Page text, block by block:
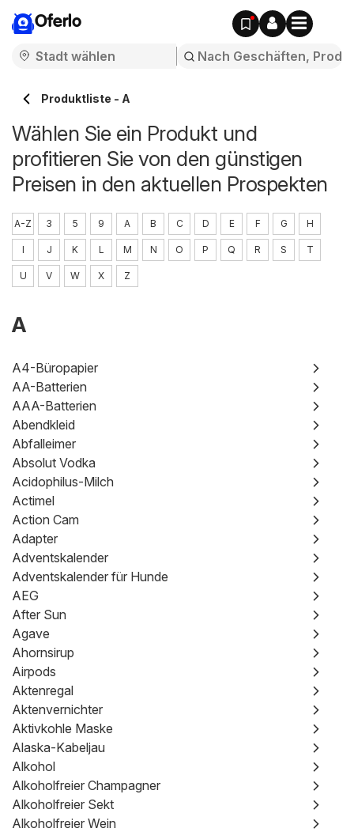
Oferlo
Produktliste - A
Wählen Sie ein Produkt und
profitieren Sie von den günstigen
Preisen in den aktuellen Prospekten
A-Z 3 5 9 A B C D E F G H
I J K L M N O P Q R S T
U V W X Z
A
A4-Büropapier
AA-Batterien
AAA-Batterien
Abendkleid
Abfalleimer
Absolut Vodka
Acidophilus-Milch
Actimel
Action Cam
Adapter
Adventskalender
Adventskalender für Hunde
AEG
After Sun
Agave
Ahornsirup
Airpods
Aktenregal
Aktenvernichter
Aktivkohle Maske
Alaska-Kabeljau
Alkohol
Alkoholfreier Champagner
Alkoholfreier Sekt
Alkoholfreier Wein